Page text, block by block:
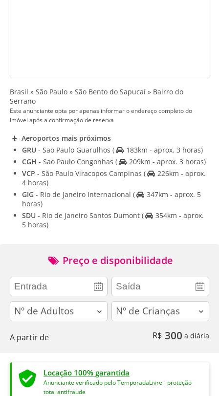
Brasil » São Paulo » São Bento do Sapucaí » Bairro do
Serrano
Este anunciante opta por apenas informar o endereço completo do
imóvel após a confirmação de reserva
Aeroportos mais próximos
GRU - Sao Paulo Guarulhos (
183km - aprox. 3 horas)
CGH - Sao Paulo Congonhas (
209km - aprox. 3 horas)
VCP - São Paulo Viracopos Campinas (
226km - aprox.
4 horas)
GIG - Rio de Janeiro Internacional (
347km - aprox. 5
horas)
SDU - Rio de Janeiro Santos Dumont (
354km - aprox.
5 horas)
Preço e disponibilidade
adults children
A partir de R$ 300 a diária
Locação 100% garantida
Anunciante verificado pelo TemporadaLivre - proteção
total antifraude